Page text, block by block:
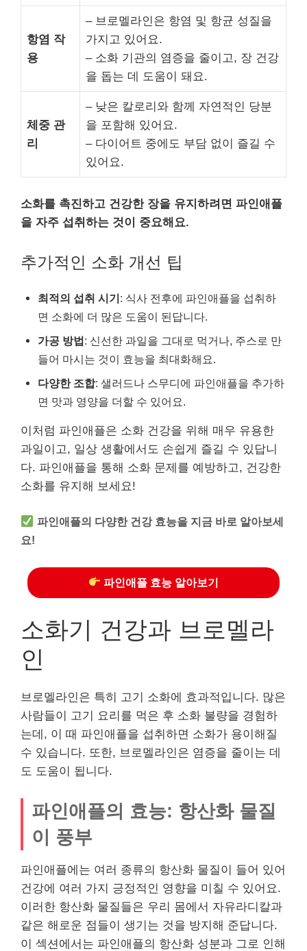
항염 작
용
– 브로멜라인은 항염 및 항균 성질을
가지고 있어요.
– 소화 기관의 염증을 줄이고, 장 건강
을 돕는 데 도움이 돼요.
체중 관
리
– 낮은 칼로리와 함께 자연적인 당분
을 포함해 있어요.
– 다이어트 중에도 부담 없이 즐길 수
있어요.
소화를 촉진하고 건강한 장을 유지하려면 파인애플
을 자주 섭취하는 것이 중요해요.
추가적인 소화 개선 팁
최적의 섭취 시기: 식사 전후에 파인애플을 섭취하
면 소화에 더 많은 도움이 된답니다.
가공 방법: 신선한 과일을 그대로 먹거나, 주스로 만
들어 마시는 것이 효능을 최대화해요.
다양한 조합: 샐러드나 스무디에 파인애플을 추가하
면 맛과 영양을 더할 수 있어요.
이처럼 파인애플은 소화 건강을 위해 매우 유용한
과일이고, 일상 생활에서도 손쉽게 즐길 수 있답니
다. 파인애플을 통해 소화 문제를 예방하고, 건강한
소화를 유지해 보세요!
파인애플의 다양한 건강 효능을 지금 바로 알아보세
요!
파인애플 효능 알아보기
소화기 건강과 브로멜라
인
브로멜라인은 특히 고기 소화에 효과적입니다. 많은
사람들이 고기 요리를 먹은 후 소화 불량을 경험하
는데, 이 때 파인애플을 섭취하면 소화가 용이해질
수 있습니다. 또한, 브로멜라인은 염증을 줄이는 데
도 도움이 됩니다.
파인애플의 효능: 항산화 물질
이 풍부
파인애플에는 여러 종류의 항산화 물질이 들어 있어
건강에 여러 가지 긍정적인 영향을 미칠 수 있어요.
이러한 항산화 물질들은 우리 몸에서 자유라디칼과
같은 해로운 점들이 생기는 것을 방지해 준답니다.
이 섹션에서는 파인애플의 항산화 성분과 그로 인해